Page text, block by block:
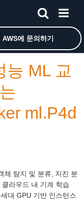
로 돌아가려면 여기를 클
AWS에 문의하기
능 ML 교
ml.P4d
체 탐지 및 분류, 지진 분
라우드 내 기계 학습
대 GPU 기반 인스턴스